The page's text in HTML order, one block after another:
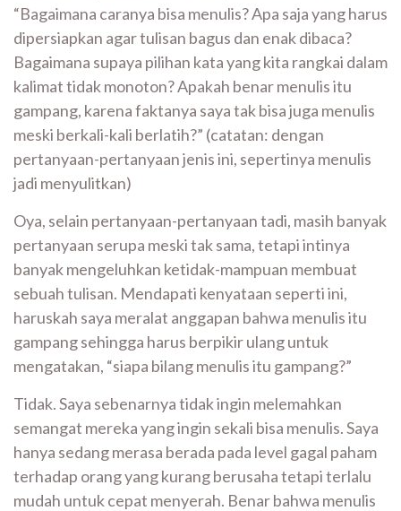
“Bagaimana caranya bisa menulis? Apa saja yang harus
dipersiapkan agar tulisan bagus dan enak dibaca?
Bagaimana supaya pilihan kata yang kita rangkai dalam
kalimat tidak monoton? Apakah benar menulis itu
gampang, karena faktanya saya tak bisa juga menulis
meski berkali-kali berlatih?” (catatan: dengan
pertanyaan-pertanyaan jenis ini, sepertinya menulis
jadi menyulitkan)
Oya, selain pertanyaan-pertanyaan tadi, masih banyak
pertanyaan serupa meski tak sama, tetapi intinya
banyak mengeluhkan ketidak-mampuan membuat
sebuah tulisan. Mendapati kenyataan seperti ini,
haruskah saya meralat anggapan bahwa menulis itu
gampang sehingga harus berpikir ulang untuk
mengatakan, “siapa bilang menulis itu gampang?”
Tidak. Saya sebenarnya tidak ingin melemahkan
semangat mereka yang ingin sekali bisa menulis. Saya
hanya sedang merasa berada pada level gagal paham
terhadap orang yang kurang berusaha tetapi terlalu
mudah untuk cepat menyerah. Benar bahwa menulis